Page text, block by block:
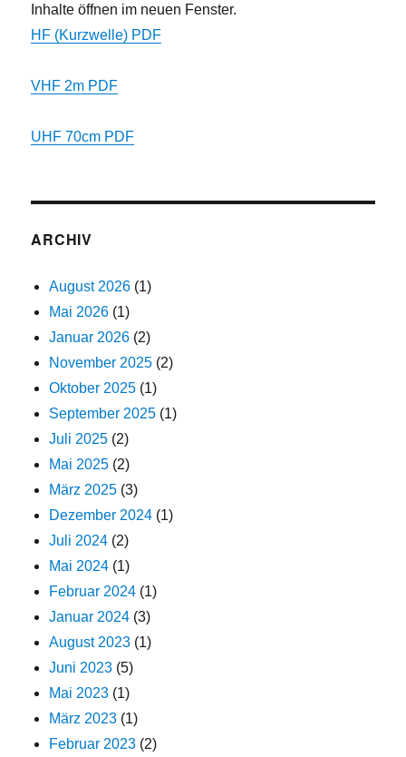
Inhalte öffnen im neuen Fenster.
HF (Kurzwelle) PDF
VHF 2m PDF
UHF 70cm PDF
ARCHIV
August 2026 (1)
Mai 2026 (1)
Januar 2026 (2)
November 2025 (2)
Oktober 2025 (1)
September 2025 (1)
Juli 2025 (2)
Mai 2025 (2)
März 2025 (3)
Dezember 2024 (1)
Juli 2024 (2)
Mai 2024 (1)
Februar 2024 (1)
Januar 2024 (3)
August 2023 (1)
Juni 2023 (5)
Mai 2023 (1)
März 2023 (1)
Februar 2023 (2)